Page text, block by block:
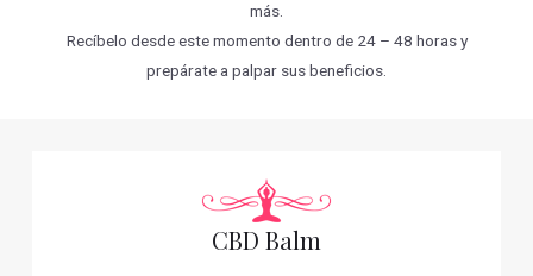
más.
Recíbelo desde este momento dentro de 24 – 48 horas y
prepárate a palpar sus beneficios.
CBD Balm